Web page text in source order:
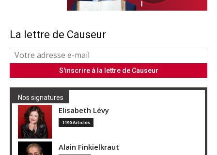
La lettre de Causeur
Nos signatures
Elisabeth Lévy
1190 Articles
Alain Finkielkraut